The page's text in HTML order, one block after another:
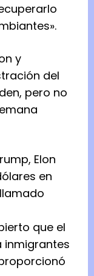
y
del
pero no
Elon
en
que el
inmigrantes